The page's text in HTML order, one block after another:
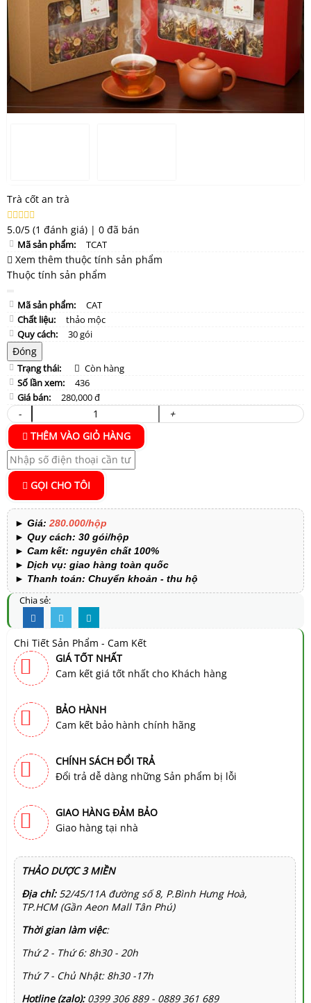
Trà cốt an trà
5.0/5 (1 đánh giá) | 0 đã bán
Mã sản phẩm: TCAT
Xem thêm thuộc tính sản phẩm
Thuộc tính sản phẩm
Mã sản phẩm:
CAT
Chất liệu:
thảo mộc
Quy cách:
30 gói
Đóng
Trạng thái:
Còn hàng
Số lần xem:
436
Giá bán:
280,000 đ
-
+
THÊM VÀO GIỎ HÀNG
GỌI CHO TÔI
► Giá: 280.000/hộp
► Quy cách: 30 gói/hộp
► Cam kết: nguyên chất 100%
► Dịch vụ: giao hàng toàn quốc
► Thanh toán: Chuyển khoản - thu hộ
Chia sẻ:
Chi Tiết Sản Phẩm - Cam Kết
GIÁ TỐT NHẤT
Cam kết giá tốt nhất cho Khách hàng
BẢO HÀNH
Cam kết bảo hành chính hãng
CHÍNH SÁCH ĐỔI TRẢ
Đổi trả dễ dàng những Sản phẩm bị lỗi
GIAO HÀNG ĐẢM BẢO
Giao hàng tại nhà
THẢO DƯỢC 3 MIỀN
Địa chỉ:52/45/11A đường số 8, P.Bình Hưng Hoà,
TP.HCM (Gần Aeon Mall Tân Phú)
Thời gian làm việc:
Thứ 2 - Thứ 6: 8h30 - 20h
Thứ 7 - Chủ Nhật: 8h30 -17h
Hotline (zalo): 0399 306 889 - 0889 361 689